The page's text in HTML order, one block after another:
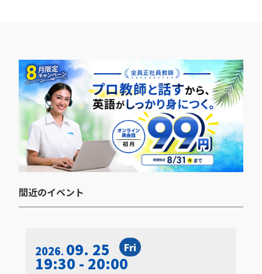
間近のイベント​
2026 09. 25 Fri
19:30 - 20:00